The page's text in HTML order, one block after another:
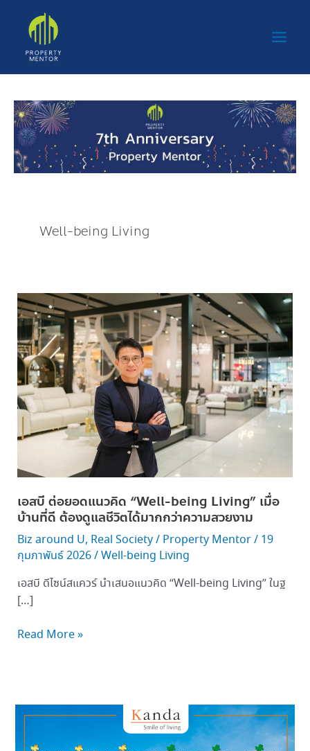
content
Well-being Living
เอสบี ต่อยอดแนวคิด “Well-being Living” เมื่อ
บ้านที่ดี ต้องดูแลชีวิตได้มากกว่าความสวยงาม
Biz around U, Real Society/ Property Mentor/ 19
กุมภาพันธ์ 2026/Well-being Living
เอสบี ดีไซน์สแควร์ นำเสนอแนวคิด “Well-being Living” ในฐ
[…]
เอ
สบี
ต่อย
อด
แนวคิด
“Well-
being
Living” เมื่อ
บ้าน
ดี
ดูแล
ชีวิต
ได้
มากกว่า
ความ
สวยงาม
Read More »